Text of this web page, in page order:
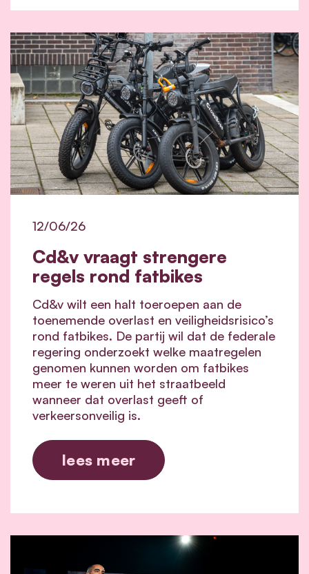
Cd&v vraagt strengere
regels rond fatbikes
12/06/26
Cd&v wilt een halt toeroepen aan de
toenemende overlast en veiligheidsrisico’s
rond fatbikes. De partij wil dat de federale
regering onderzoekt welke maatregelen
genomen kunnen worden om fatbikes
meer te weren uit het straatbeeld
wanneer dat overlast geeft of
verkeersonveilig is.
lees meer